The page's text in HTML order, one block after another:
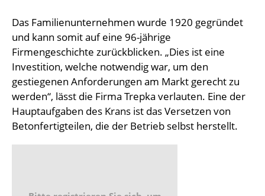
Das Familienunternehmen wurde 1920 gegründet
und kann somit auf eine 96-jährige
Firmengeschichte zurückblicken. „Dies ist eine
Investition, welche notwendig war, um den
gestiegenen Anforderungen am Markt gerecht zu
werden“, lässt die Firma Trepka verlauten. Eine der
Hauptaufgaben des Krans ist das Versetzen von
Betonfertigteilen, die der Betrieb selbst herstellt.